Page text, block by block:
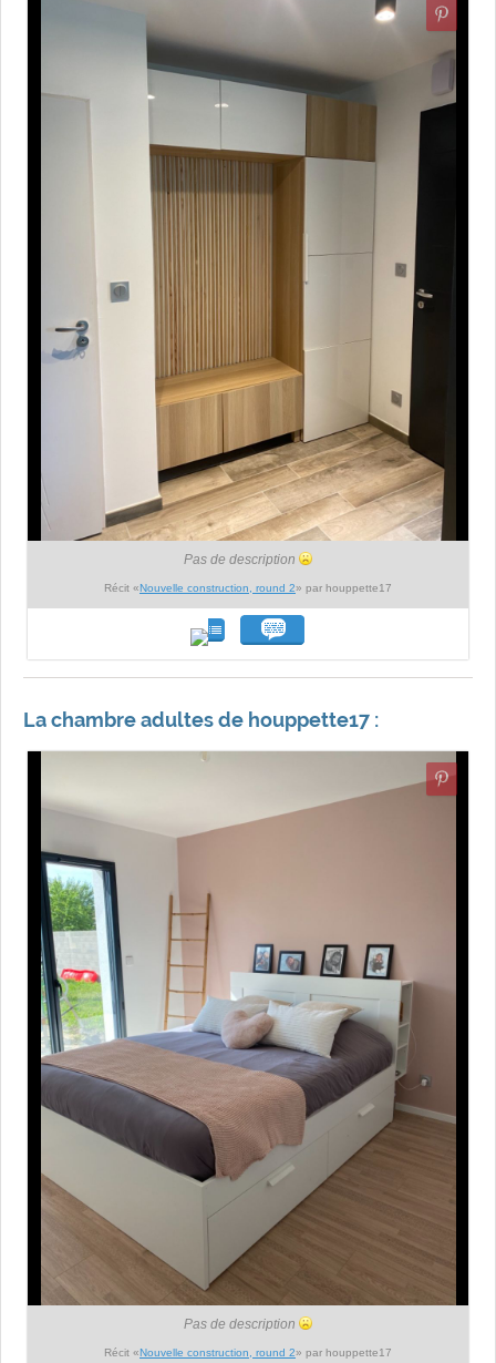
Pas de description
Récit «Nouvelle construction, round 2» par houppette17
La chambre adultes de houppette17 :
Pas de description
Récit «Nouvelle construction, round 2» par houppette17